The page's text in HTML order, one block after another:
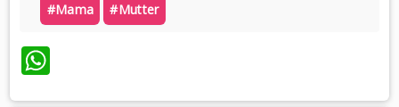
#mama #mutter
WhatsApp